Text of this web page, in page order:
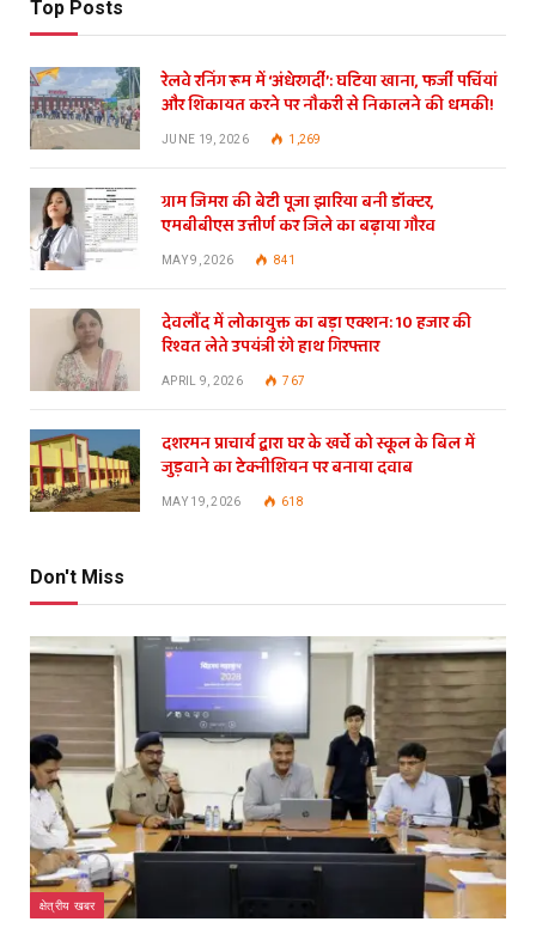
Top Posts
रेलवे रनिंग रूम में ‘अंधेरगर्दी’: घटिया खाना, फर्जी पर्चियां
और शिकायत करने पर नौकरी से निकालने की धमकी!
JUNE 19, 2026 1,269
ग्राम जिमरा की बेटी पूजा झारिया बनी डॉक्टर,
एमबीबीएस उत्तीर्ण कर जिले का बढ़ाया गौरव
MAY 9, 2026 841
देवलौंद में लोकायुक्त का बड़ा एक्शन: 10 हजार की
रिश्वत लेते उपयंत्री रंगे हाथ गिरफ्तार
APRIL 9, 2026 767
दशरमन प्राचार्य द्वारा घर के खर्चे को स्कूल के बिल में
जुड़वाने का टेक्नीशियन पर बनाया दवाब
MAY 19, 2026 618
Don't Miss
क्षेत्रीय खबर